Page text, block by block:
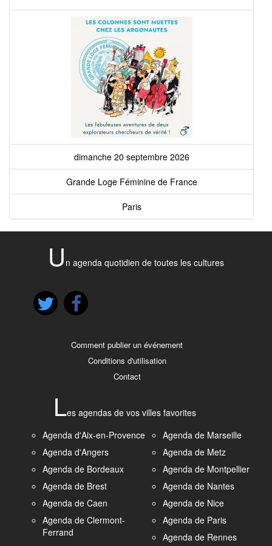
dimanche 20 septembre 2026
Grande Loge Féminine de France
Paris
U n agenda quotidien de toutes les cultures
Comment publier un événement
Conditions d'utilisation
Contact
Les agendas de vos villes favorites
Agenda d'Aix-en-Provence
Agenda d'Angers
Agenda de Bordeaux
Agenda de Brest
Agenda de Caen
Agenda de Clermont-
Ferrand
Agenda de Marseille
Agenda de Metz
Agenda de Montpellier
Agenda de Nantes
Agenda de Nice
Agenda de Paris
Agenda de Rennes